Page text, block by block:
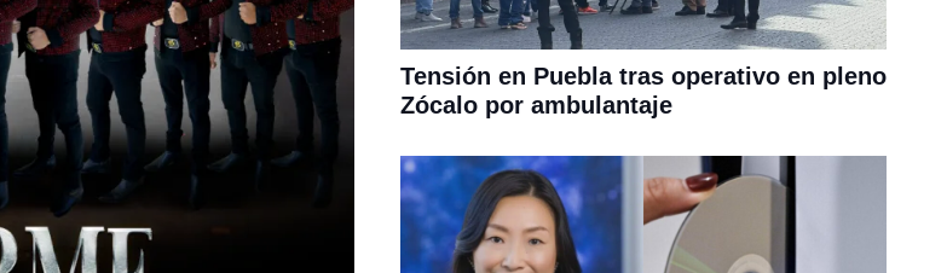
Tensión en Puebla tras operativo en pleno
Zócalo por ambulantaje